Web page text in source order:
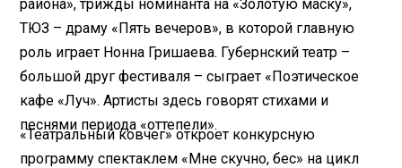
района», трижды номинанта на «Золотую маску»,
ТЮЗ – драму «Пять вечеров», в которой главную
роль играет Нонна Гришаева. Губернский театр –
большой друг фестиваля – сыграет «Поэтическое
кафе «Луч». Артисты здесь говорят стихами и
песнями периода «оттепели».
«Театральный ковчег» откроет конкурсную
программу спектаклем «Мне скучно, бес» на цикл